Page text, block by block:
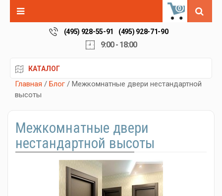
0
(495) 928-55-91 (495) 928-71-90
9:00 - 18:00
КАТАЛОГ
Главная / Блог / Межкомнатные двери нестандартной
высоты
Межкомнатные двери
нестандартной высоты